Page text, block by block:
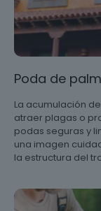
Poda de
La acumulación
atraer plagas o
podas seguras y
una imagen
la estructura del